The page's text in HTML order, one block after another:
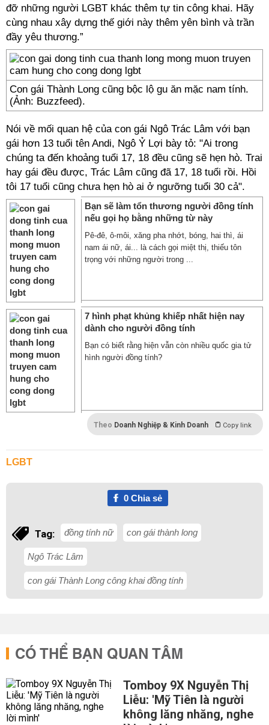
đỡ những người LGBT khác thêm tự tin công khai. Hãy
cùng nhau xây dựng thế giới này thêm yên bình và trần
đầy yêu thương.”
Con gái Thành Long cũng bộc lộ gu ăn mặc nam tính.
(Ảnh: Buzzfeed).
Nói về mối quan hệ của con gái Ngô Trác Lâm với bạn
gái hơn 13 tuổi tên Andi, Ngô Ỷ Lợi bày tỏ: "Ai trong
chúng ta đến khoảng tuổi 17, 18 đều cũng sẽ hẹn hò. Trai
hay gái đều được, Trác Lâm cũng đã 17, 18 tuổi rồi. Hồi
tôi 17 tuổi cũng chưa hẹn hò ai ở ngưỡng tuổi 30 cả".
Bạn sẽ làm tổn thương người đồng tính
nếu gọi họ bằng những từ này
Pê-đê, ô-môi, xăng pha nhớt, bóng, hai thì, ái
nam ái nữ, ái... là cách gọi miệt thị, thiếu tôn
trọng với những người trong ...
7 hình phạt khủng khiếp nhất hiện nay
dành cho người đồng tính
Bạn có biết rằng hiện vẫn còn nhiều quốc gia tử
hình người đồng tính?
Theo Doanh Nghiệp & Kinh Doanh Copy link
LGBT
0Chia sẻ
Tag: đồng tính nữ con gái thành long
Ngô Trác Lâm
con gái Thành Long công khai đồng tính
CÓ THỂ BẠN QUAN TÂM
Tomboy 9X Nguyễn Thị
Liễu: 'Mỹ Tiên là người
không lăng nhăng, nghe